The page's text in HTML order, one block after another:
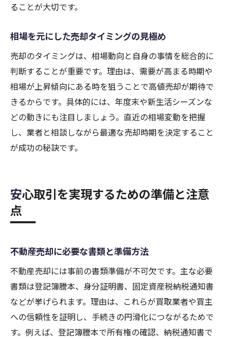
ることが大切です。
相場を元にした売却タイミングの見極め
売却のタイミングは、相場動向と自身の事情を総合的に
判断することが重要です。理由は、需要が高まる時期や
相場が上昇傾向にある時を狙うことで高値売却が期待で
きるからです。具体的には、年度末や新生活シーズンな
どの動きにも注目しましょう。直近の相場変動を把握
し、業者と相談しながら最適な売却時期を決定すること
が成功の秘訣です。
安心取引を実現するための準備と注意
点
不動産売却に必要な書類と準備方法
不動産売却には事前の書類準備が不可欠です。主な必要
書類は登記簿謄本、身分証明書、固定資産税納税通知書
などが挙げられます。理由は、これらが買取業者や買主
への信頼性を証明し、手続きの円滑化につながるためで
す。例えば、登記簿謄本で所有権の確認、納税通知書で